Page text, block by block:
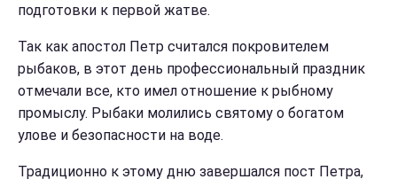
подготовки к первой жатве.
Так как апостол Петр считался покровителем
рыбаков, в этот день профессиональный праздник
отмечали все, кто имел отношение к рыбному
промыслу. Рыбаки молились святому о богатом
улове и безопасности на воде.
Традиционно к этому дню завершался пост Петра,